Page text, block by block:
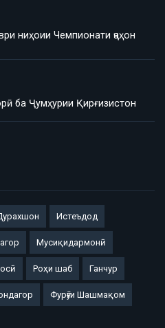
ниҳоии Чемпионати ҷаҳон
ба Ҷумҳурии Қирғизистон
Истеъдод
Мусиқидармонӣ
Роҳи шаб Ганчур
Фурӯғи Шашмақом